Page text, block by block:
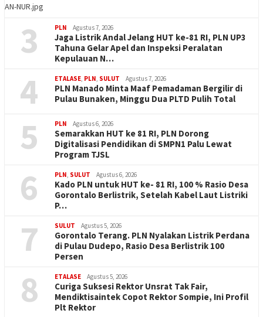
AN-NUR.jpg
3 PLN Agustus 7, 2026
Jaga Listrik Andal Jelang HUT ke-81 RI, PLN UP3
Tahuna Gelar Apel dan Inspeksi Peralatan
Kepulauan N…
4 ETALASE, PLN, SULUT Agustus 7, 2026
PLN Manado Minta Maaf Pemadaman Bergilir di
Pulau Bunaken, Minggu Dua PLTD Pulih Total
5 PLN Agustus 6, 2026
Semarakkan HUT ke 81 RI, PLN Dorong
Digitalisasi Pendidikan di SMPN1 Palu Lewat
Program TJSL
6 PLN, SULUT Agustus 6, 2026
Kado PLN untuk HUT ke- 81 RI, 100 % Rasio Desa
Gorontalo Berlistrik, Setelah Kabel Laut Listriki
P…
7 SULUT Agustus 5, 2026
Gorontalo Terang. PLN Nyalakan Listrik Perdana
di Pulau Dudepo, Rasio Desa Berlistrik 100
Persen
8 ETALASE Agustus 5, 2026
Curiga Suksesi Rektor Unsrat Tak Fair,
Mendiktisaintek Copot Rektor Sompie, Ini Profil
Plt Rektor